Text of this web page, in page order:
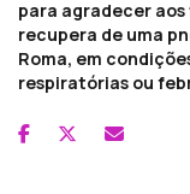
para agradecer
recupera de uma
Roma, em
respiratórias ou